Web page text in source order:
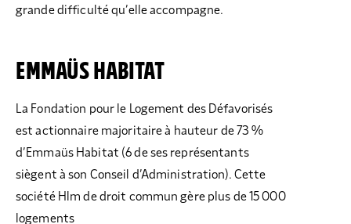
grande difficulté qu’elle accompagne.
EMMAÜS HABITAT
La Fondation pour le Logement des Défavorisés
est actionnaire majoritaire à hauteur de 73 %
d’Emmaüs Habitat (6 de ses représentants
siègent à son Conseil d’Administration). Cette
société Hlm de droit commun gère plus de 15 000
logements